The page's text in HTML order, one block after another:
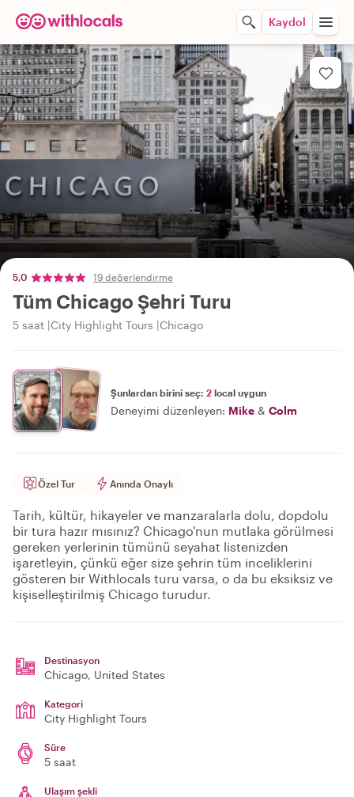
Kaydol
5,0 19 değerlendirme
Tüm Chicago Şehri Turu
5 saat City Highlight Tours Chicago
Şunlardan birini seç: 2 local uygun
Deneyimi düzenleyen: Mike & Colm
Özel Tur Anında Onaylı
Tarih, kültür, hikayeler ve manzaralarla dolu, dopdolu
bir tura hazır mısınız? Chicago'nun mutlaka görülmesi
gereken yerlerinin tümünü seyahat listenizden
işaretleyin, çünkü eğer size şehrin tüm inceliklerini
gösteren bir Withlocals turu varsa, o da bu eksiksiz ve
kişiselleştirilmiş Chicago turudur.
Destinasyon
Chicago, United States
Kategori
City Highlight Tours
Süre
5 saat
Ulaşım şekli